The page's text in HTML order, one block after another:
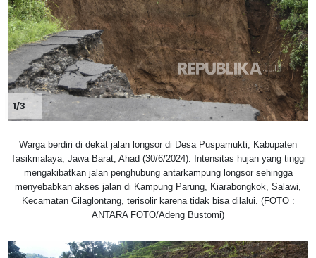
1/3
Warga berdiri di dekat jalan longsor di Desa Puspamukti, Kabupaten
Tasikmalaya, Jawa Barat, Ahad (30/6/2024). Intensitas hujan yang tinggi
mengakibatkan jalan penghubung antarkampung longsor sehingga
menyebabkan akses jalan di Kampung Parung, Kiarabongkok, Salawi,
Kecamatan Cilaglontang, terisolir karena tidak bisa dilalui. (FOTO :
ANTARA FOTO/Adeng Bustomi)